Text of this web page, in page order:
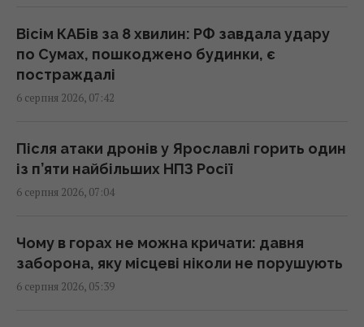
Що таке свято Преображення Господнє:
українські традиції та 5 суворих заборон
07:30 четвер, 06 серпня 2026
із найбільших російських НПЗ (відео)
Терези - вдача, Тельцям - швидкі рішення
07:20 четвер, 06 серпня 2026
Вісім КАБів за 8 хвилин: РФ завдала удару
по Сумах, пошкоджено будинки, є
постраждалі
6 серпня 2026, 07:42
Після атаки дронів у Ярославлі горить один
із п’яти найбільших НПЗ Росії
6 серпня 2026, 07:04
Чому в горах не можна кричати: давня
заборона, яку місцеві ніколи не порушують
6 серпня 2026, 05:39